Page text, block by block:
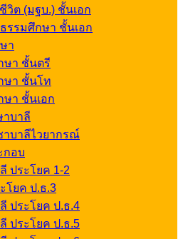
ต (มฐบ.) ชั้นเอก
รรมศึกษา ชั้นเอก
า
ษา ชั้นตรี
ษา ชั้นโท
า ชั้นเอก
าบาลี
าบาลีไวยากรณ์
กอบ
ประโยค 1-2
โยค ป.ธ.3
ประโยค ป.ธ.4
ประโยค ป.ธ.5